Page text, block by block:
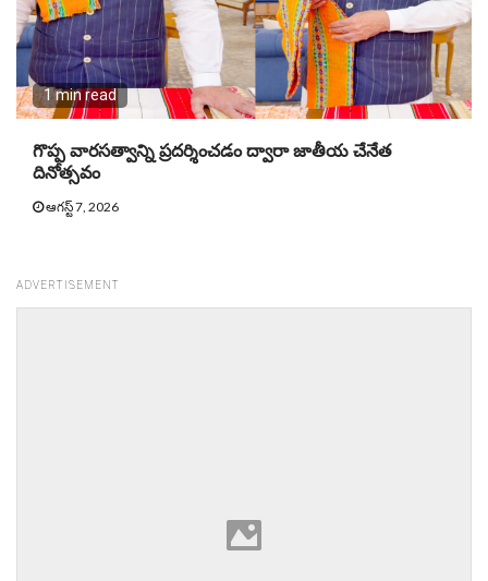
1 min read
గొప్ప వారసత్వాన్ని ప్రదర్శించడం ద్వారా జాతీయ చేనేత
దినోత్సవం
ఆగస్ట్ 7, 2026
ADVERTISEMENT